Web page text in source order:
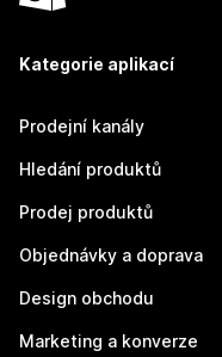
Kategorie aplikací
Prodejní kanály
Hledání produktů
Prodej produktů
Objednávky a doprava
Design obchodu
Marketing a konverze